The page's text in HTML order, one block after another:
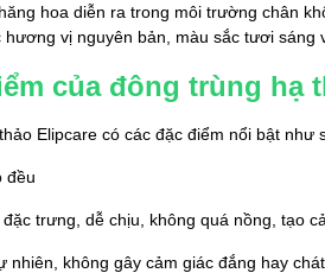
hoa diễn ra trong môi trường chân
vị nguyên bản, màu sắc tươi sáng
của đông trùng hạ
Elipcare có các đặc điểm nổi bật như
đều
trưng, dễ chịu, không quá nồng, tạo
nhiên, không gây cảm giác đắng hay